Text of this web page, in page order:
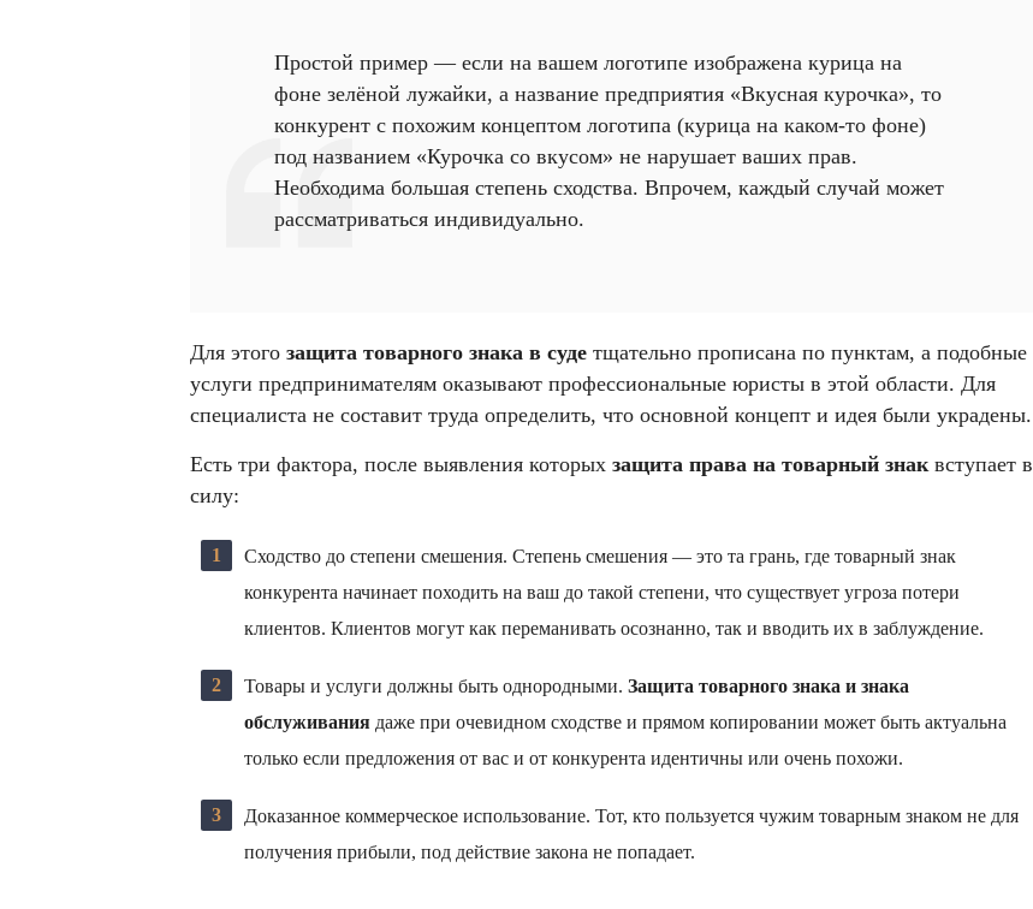
Простой пример — если на вашем логотипе изображена курица на
фоне зелёной лужайки, а название предприятия «Вкусная курочка», то
конкурент с похожим концептом логотипа (курица на каком-то фоне)
под названием «Курочка со вкусом» не нарушает ваших прав.
Необходима большая степень сходства. Впрочем, каждый случай может
рассматриваться индивидуально.
Для этогозащита товарного знака в суде тщательно прописана по пунктам, а подобные
услуги предпринимателям оказывают профессиональные юристы в этой области. Для
специалиста не составит труда определить, что основной концепт и идея были украдены.
Есть три фактора, после выявления которыхзащита права на товарный знаквступает в
силу:
Сходство до степени смешения. Степень смешения — это та грань, где товарный знак
конкурента начинает походить на ваш до такой степени, что существует угроза потери
клиентов. Клиентов могут как переманивать осознанно, так и вводить их в заблуждение.
Товары и услуги должны быть однородными. Защита товарного знака и знака
обслуживания даже при очевидном сходстве и прямом копировании может быть актуальна
только если предложения от вас и от конкурента идентичны или очень похожи.
Доказанное коммерческое использование. Тот, кто пользуется чужим товарным знаком не для
получения прибыли, под действие закона не попадает.